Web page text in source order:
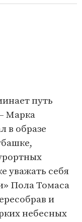
путь
Марка
в образе
уважать себя
Пола Томаса
и
небесных